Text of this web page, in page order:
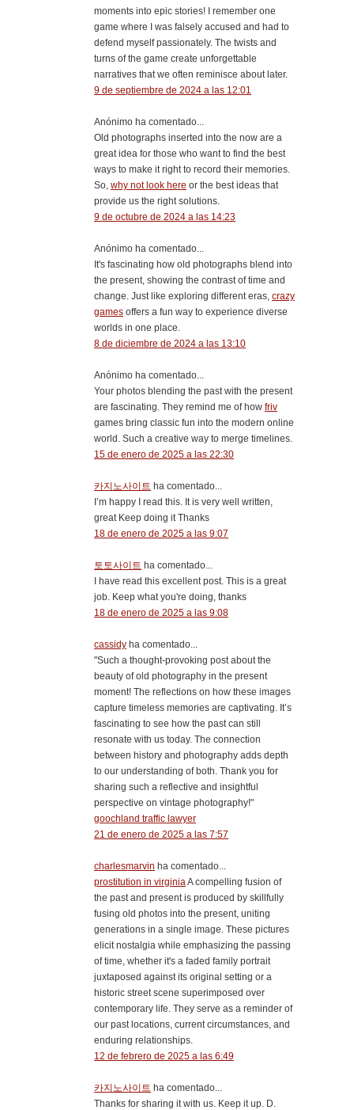
moments into epic stories! I remember one
game where I was falsely accused and had to
defend myself passionately. The twists and
turns of the game create unforgettable
narratives that we often reminisce about later.
9 de septiembre de 2024 a las 12:01
Anónimo ha comentado...
Old photographs inserted into the now are a
great idea for those who want to find the best
ways to make it right to record their memories.
So, why not look here or the best ideas that
provide us the right solutions.
9 de octubre de 2024 a las 14:23
Anónimo ha comentado...
It's fascinating how old photographs blend into
the present, showing the contrast of time and
change. Just like exploring different eras, crazy
games offers a fun way to experience diverse
worlds in one place.
8 de diciembre de 2024 a las 13:10
Anónimo ha comentado...
Your photos blending the past with the present
are fascinating. They remind me of how friv
games bring classic fun into the modern online
world. Such a creative way to merge timelines.
15 de enero de 2025 a las 22:30
카지노사이트 ha comentado...
I’m happy I read this. It is very well written,
great Keep doing it Thanks
18 de enero de 2025 a las 9:07
토토사이트 ha comentado...
I have read this excellent post. This is a great
job. Keep what you're doing, thanks
18 de enero de 2025 a las 9:08
cassidy ha comentado...
"Such a thought-provoking post about the
beauty of old photography in the present
moment! The reflections on how these images
capture timeless memories are captivating. It’s
fascinating to see how the past can still
resonate with us today. The connection
between history and photography adds depth
to our understanding of both. Thank you for
sharing such a reflective and insightful
perspective on vintage photography!"
goochland traffic lawyer
21 de enero de 2025 a las 7:57
charlesmarvin ha comentado...
prostitution in virginia A compelling fusion of
the past and present is produced by skillfully
fusing old photos into the present, uniting
generations in a single image. These pictures
elicit nostalgia while emphasizing the passing
of time, whether it's a faded family portrait
juxtaposed against its original setting or a
historic street scene superimposed over
contemporary life. They serve as a reminder of
our past locations, current circumstances, and
enduring relationships.
12 de febrero de 2025 a las 6:49
카지노사이트 ha comentado...
Thanks for sharing it with us. Keep it up. D.